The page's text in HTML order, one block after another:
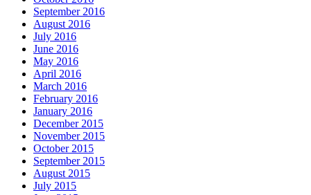
September 2016
August 2016
July 2016
June 2016
May 2016
April 2016
March 2016
February 2016
January 2016
December 2015
November 2015
October 2015
September 2015
August 2015
July 2015